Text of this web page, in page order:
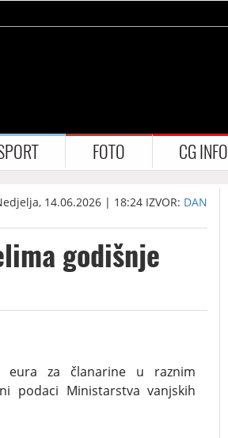
FOTO CG INFO
14.06.2026 | 18:24 IZVOR: DAN
godišnje
eura za članarine u raznim
podaci Ministarstva vanjskih